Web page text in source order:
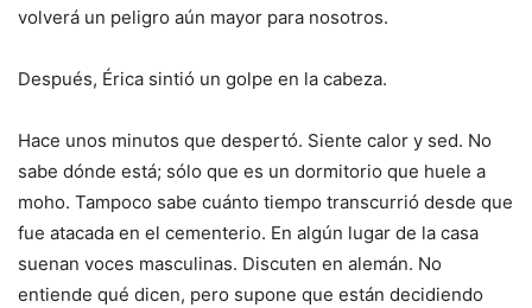
volverá un peligro aún mayor para nosotros.
Después, Érica sintió un golpe en la cabeza.
Hace unos minutos que despertó. Siente calor y sed. No
sabe dónde está; sólo que es un dormitorio que huele a
moho. Tampoco sabe cuánto tiempo transcurrió desde que
fue atacada en el cementerio. En algún lugar de la casa
suenan voces masculinas. Discuten en alemán. No
entiende qué dicen, pero supone que están decidiendo